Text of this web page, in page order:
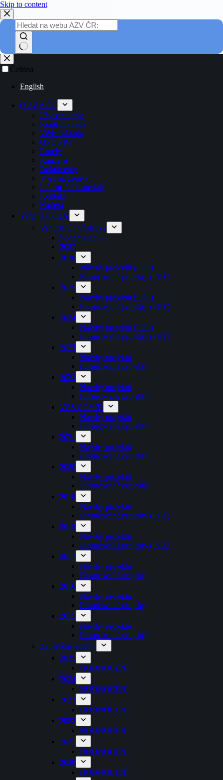
Skip to content
Čeština
English
O AZV ČR
Předsednictvo
Kontrolní rada
Vědecká rada
OPO PP4
Panely
Kancelář
Dokumenty
Výroční zprávy
Informační materiály
Kontakt
Kariéra
Veřejné soutěže
Vyhlášení a výsledky
Podprogram 4
2027
2026
Návrhy projektů (PDF)
Financované projekty (PDF)
2025
Návrhy projektů (PDF)
Financované projekty (PDF)
2024
Návrhy projektů (PDF)
Financované projekty (PDF)
2023
Návrhy projektů
Financované projekty
2022
Návrhy projektů
Financované projekty
VES COVID
Návrhy projektů
Financované projekty
2021
Návrhy projektů
Financované projekty
2020
Návrhy projektů
Financované projekty
2019
Návrhy projektů
Financované projekty (PDF)
2018
Návrhy projektů
Financované projekty (PDF)
2017
Návrhy projektů
Financované projekty
2016
Návrhy projektů
Financované projekty
2015
Návrhy projektů
Financované projekty
Závěrečné zprávy
2025
HODNOCENÍ
2024
HODNOCENÍ
2023
HODNOCENÍ
2022
HODNOCENÍ
2021
HODNOCENÍ
2020
HODNOCENÍ